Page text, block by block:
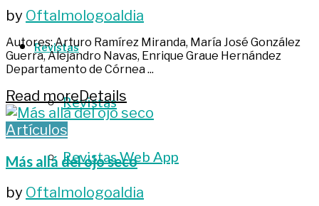
Revistas
Revistas
Revistas Web App
by Oftalmologoaldia
Autores: Arturo Ramírez Miranda, María José González
Guerra, Alejandro Navas, Enrique Graue Hernández
Departamento de Córnea ...
Read moreDetails
Artículos
Más allá del ojo seco
by Oftalmologoaldia